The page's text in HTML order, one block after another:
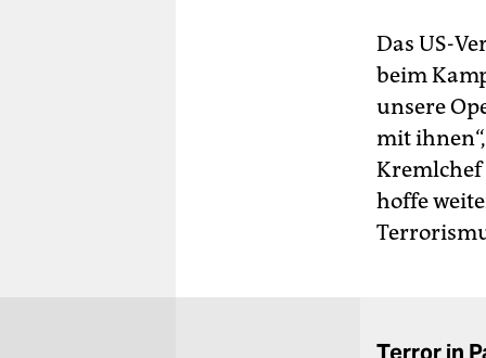
Das US-
beim
unsere
mit
Kremlchef
hoffe